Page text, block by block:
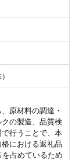
原材料の調達・
の製造、品質検
行うことで、本
における返礼品
占めているため